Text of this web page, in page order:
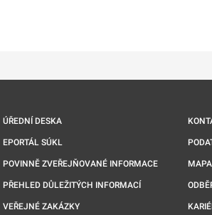
kartě
nové kartě
ÚŘEDNÍ DESKA
EPORTÁL SÚKL
POVINNĚ ZVEŘEJŇOVANÉ INFORMACE
PŘEHLED DŮLEŽITÝCH INFORMACÍ
VEŘEJNÉ ZAKÁZKY